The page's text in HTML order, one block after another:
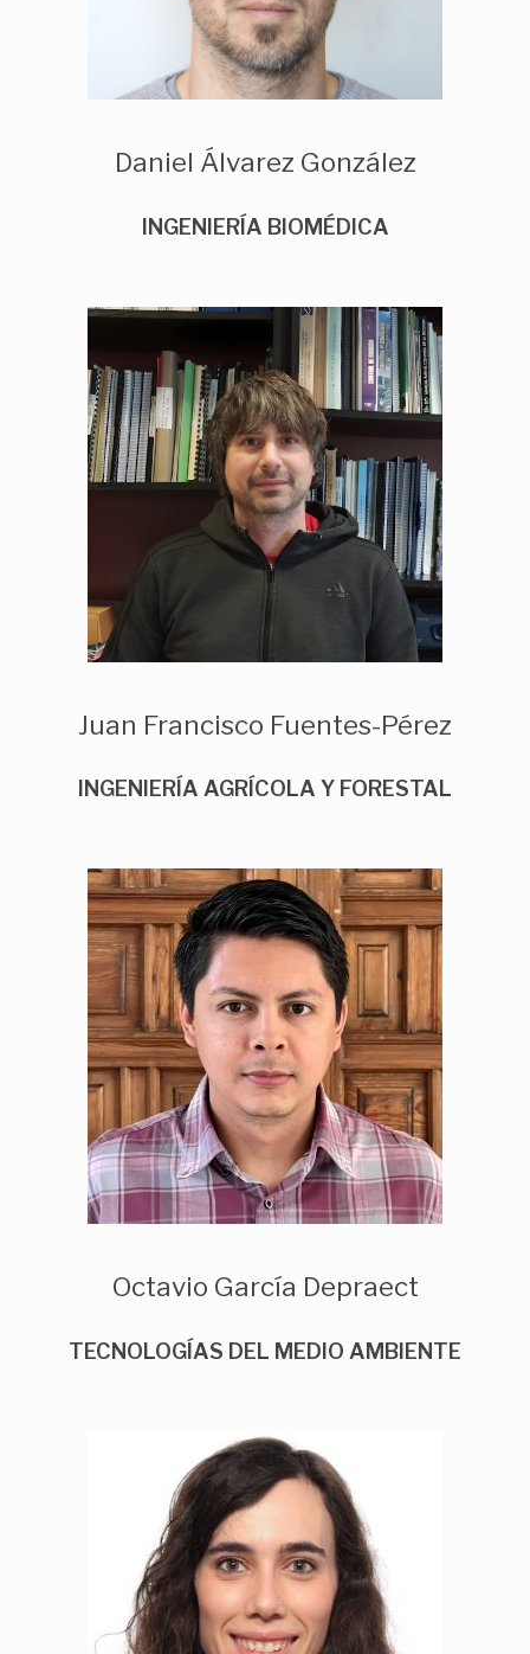
Daniel Álvarez González
INGENIERÍA BIOMÉDICA
Juan Francisco Fuentes-Pérez
INGENIERÍA AGRÍCOLA Y FORESTAL
Octavio García Depraect
TECNOLOGÍAS DEL MEDIO AMBIENTE